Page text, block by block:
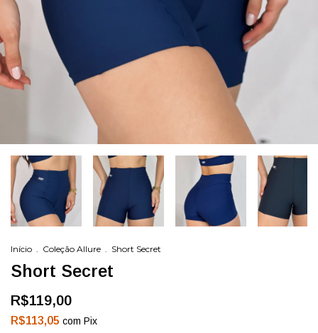
Início . Coleção Allure . Short Secret
Short Secret
R$119,00
R$113,05 com Pix